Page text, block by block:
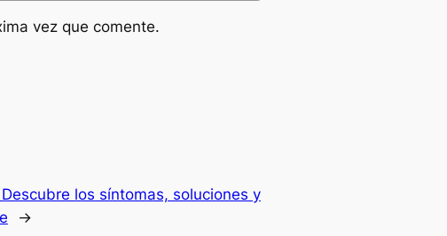
vez que comente.
los síntomas, soluciones y
→